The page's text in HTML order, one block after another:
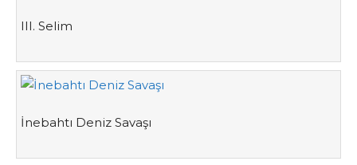
III. Selim
İnebahtı Deniz Savaşı